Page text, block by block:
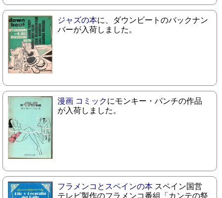
ジャズの本に、ダウンビートのバックナン
バーが入荷しました。
漫画 コミックにモンキー・パンチの作品
が入荷しました。
フラメンコとスペインの本 スペイン国営
テレビ製作のフラメンコ番組「カンテの祭